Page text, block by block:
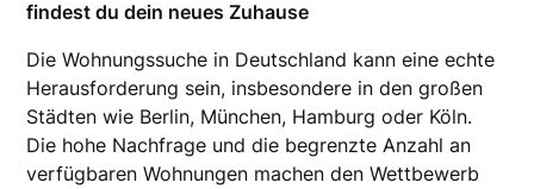
findest du dein neues Zuhause
Die Wohnungssuche in Deutschland kann eine echte
Herausforderung sein, insbesondere in den großen
Städten wie Berlin, München, Hamburg oder Köln.
Die hohe Nachfrage und die begrenzte Anzahl an
verfügbaren Wohnungen machen den Wettbewerb